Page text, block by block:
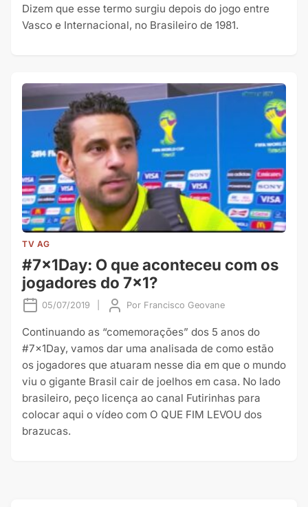
Dizem que esse termo surgiu depois do jogo entre
Vasco e Internacional, no Brasileiro de 1981.
TV AG
#7x1Day: O que aconteceu com os
jogadores do 7×1?
05/07/2019 Por Francisco Geovane
Continuando as “comemorações” dos 5 anos do
#7x1Day, vamos dar uma analisada de como estão
os jogadores que atuaram nesse dia em que o mundo
viu o gigante Brasil cair de joelhos em casa. No lado
brasileiro, peço licença ao canal Futirinhas para
colocar aqui o vídeo com O QUE FIM LEVOU dos
brazucas.